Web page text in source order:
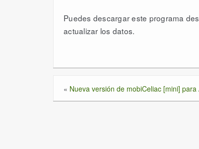
Puedes descargar este programa
actualizar los datos.
« Nueva versión de mobiCeliac [mini] para